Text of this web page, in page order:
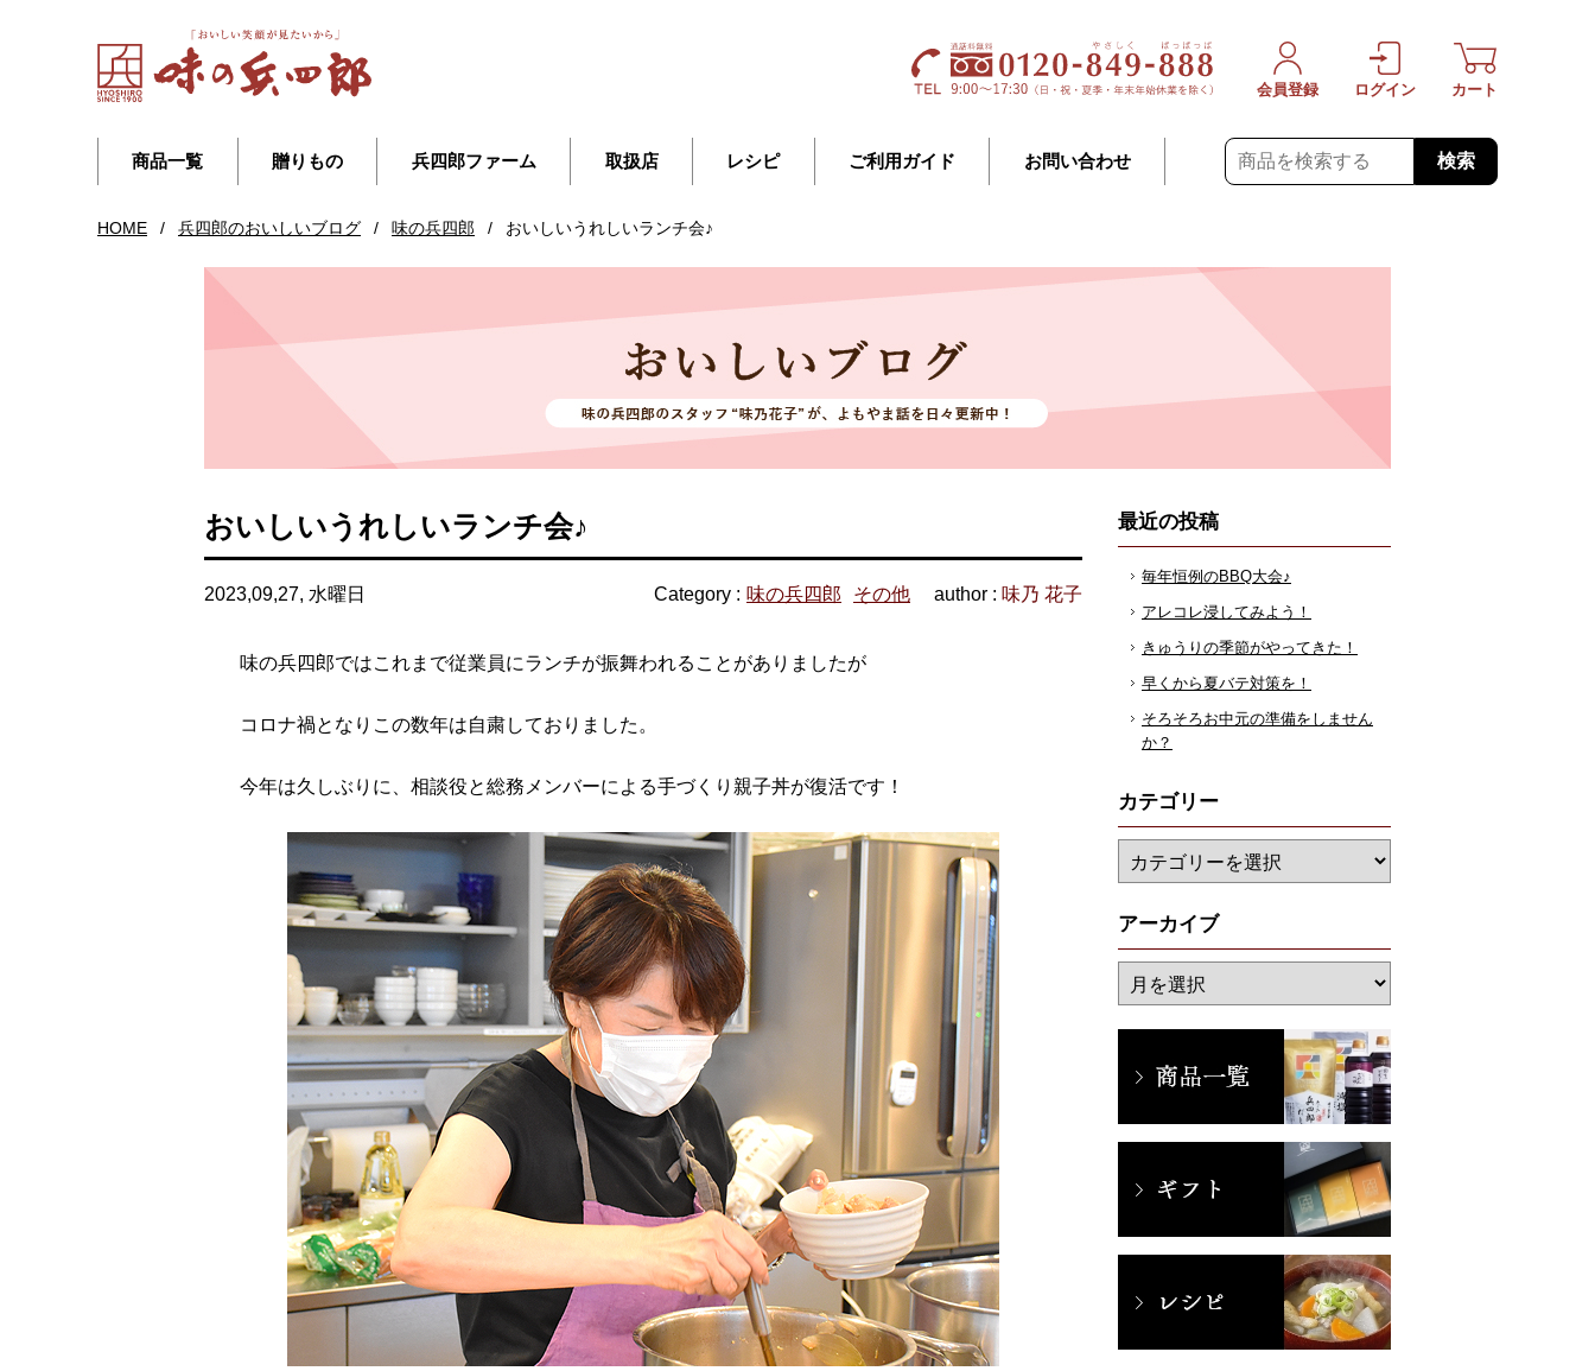
商品一覧 贈りもの 兵四郎ファーム 取扱店 レシピ ご利用ガイド お問い合わせ 検索
会員登録 ログイン カート
HOME / 兵四郎のおいしいブログ / 味の兵四郎 / おいしいうれしいランチ会♪
おいしいうれしいランチ会♪
2023,09,27, 水曜日 Category : 味の兵四郎 その他 author : 味乃 花子
味の兵四郎ではこれまで従業員にランチが振舞われることがありましたが
コロナ禍となりこの数年は自粛しておりました。
今年は久しぶりに、相談役と総務メンバーによる手づくり親子丼が復活です！
最近の投稿
毎年恒例のBBQ大会♪
アレコレ浸してみよう！
きゅうりの季節がやってきた！
早くから夏バテ対策を！
そろそろお中元の準備をしません
か？
カテゴリー
アーカイブ